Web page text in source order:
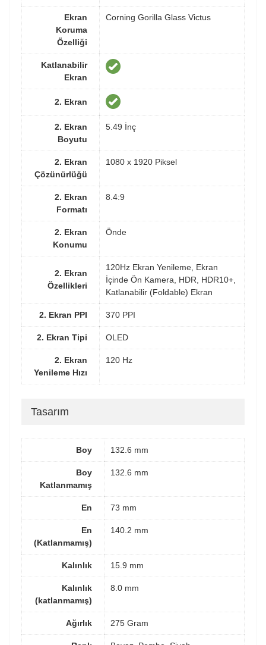
Ekran
Koruma
Özelliği
Corning Gorilla Glass Victus
Katlanabilir
Ekran
2. Ekran
2. Ekran
Boyutu
5.49 İnç
2. Ekran
Çözünürlüğü
1080 x 1920 Piksel
2. Ekran
Formatı
8.4:9
2. Ekran
Konumu
Önde
2. Ekran
Özellikleri
120Hz Ekran Yenileme, Ekran
İçinde Ön Kamera, HDR, HDR10+,
Katlanabilir (Foldable) Ekran
2. Ekran PPI 370 PPI
2. Ekran Tipi OLED
2. Ekran
Yenileme Hızı
120 Hz
Tasarım
Boy 132.6 mm
Boy
Katlanmamış
132.6 mm
En 73 mm
En
(Katlanmamış)
140.2 mm
Kalınlık 15.9 mm
Kalınlık
(katlanmamış)
8.0 mm
Ağırlık 275 Gram